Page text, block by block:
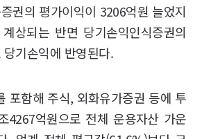
권의 평가이익이 3206억원 늘었지
상되는 반면 당기손익인식증권의
기손익에 반영된다.
포함해 주식, 외화유가증권 등에 투
4267억원으로 전체 운용자산 가운